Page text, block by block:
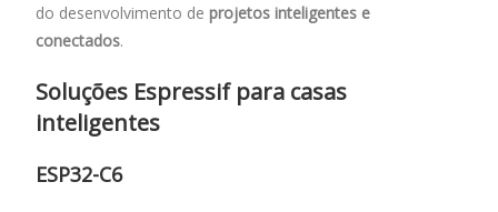
do desenvolvimento de projetos inteligentes e
conectados.
Soluções Espressif para casas
inteligentes
ESP32-C6